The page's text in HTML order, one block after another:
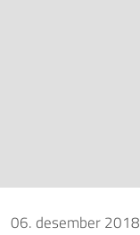
06. desember 2018